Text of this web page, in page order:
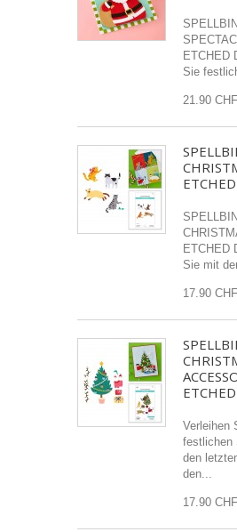
ETCHED
Sie
21.90 CHF
ETCHED
Sie mit
17.90 CHF
Verleihen
festlichen
den
den...
17.90 CHF